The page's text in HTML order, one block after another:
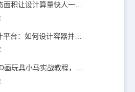
告别手算，CAD动态面积让设计算量快人一步！
浩辰青翼二三维设计平台：如何设计容器并计算其体积
趣味CAD绘图：CAD画玩具小马实战教程，附详细步骤与技巧！